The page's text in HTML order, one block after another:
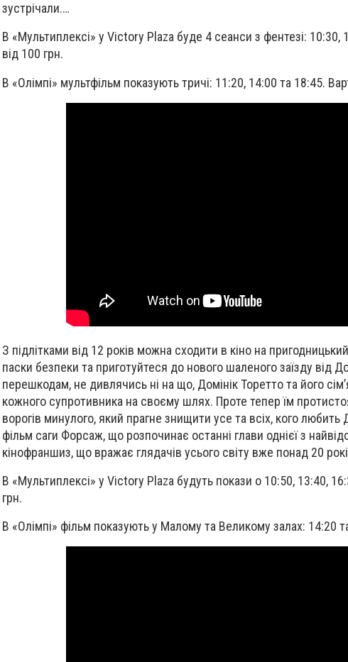
зустрічали.…
В «Мультиплексі» у Victory Plaza буде 4 сеанси з фентезі: 10:30,
від 100 грн.
В «Олімпі» мультфільм показують тричі: 11:20, 14:00 та 18:45.
З підлітками від 12 років можна сходити в кіно на
паски безпеки та приготуйтеся до нового шаленого заїзду від
перешкодам, не дивлячись ні на що, Домінік Торетто та його
кожного супротивника на своєму шлях. Проте тепер їм
ворогів минулого, який прагне знищити усе та всіх, кого
фільм саги Форсаж, що розпочинає останні глави однієї з
кінофраншиз, що вражає глядачів усього світу вже понад 20
В «Мультиплексі» у Victory Plaza будуть покази о 10:50, 13:40,
грн.
В «Олімпі» фільм показують у Малому та Великому залах: 14:20